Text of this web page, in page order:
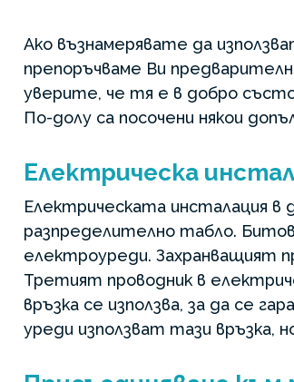
Ако възнамерявате да
препоръчваме Ви
уверите, че тя е в добро
По-долу са посочени някои
Електрическа
Електрическата инсталация
разпределително табло.
електроуреди. Захранващият
Третият проводник в
връзка се използва, за да се
уреди използват тази връзка,